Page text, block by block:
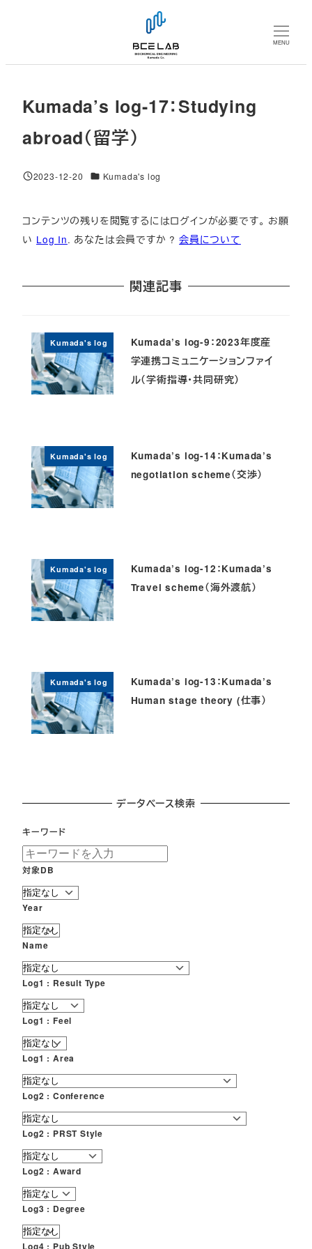
MENU
Kumada’s log-17：Studying
abroad（留学）
投稿日
2023-12-20 対象DBKumada's log
コンテンツの残りを閲覧するにはログインが必要です。 お願
い Log In. あなたは会員ですか ?会員について
関連記事
Kumada's log
Kumada’s log-9：2023年度産
学連携コミュニケーションファイ
ル（学術指導・共同研究）
Kumada's log
Kumada’s log-14：Kumada’s
negotiation scheme（交渉）
Kumada's log
Kumada’s log-12：Kumada’s
Travel scheme（海外渡航）
Kumada's log
Kumada’s log-13：Kumada’s
Human stage theory (仕事）
データベース検索
キーワード
対象DB
Year
Name
Log1 : Result Type
Log1 : Feel
Log1 : Area
Log2 : Conference
Log2 : PRST Style
Log2 : Award
Log3 : Degree
Log4 : Pub Style